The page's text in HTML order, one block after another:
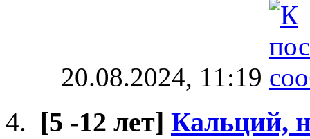
20.08.2024, 11:19
[5 -12 лет] Кальций,